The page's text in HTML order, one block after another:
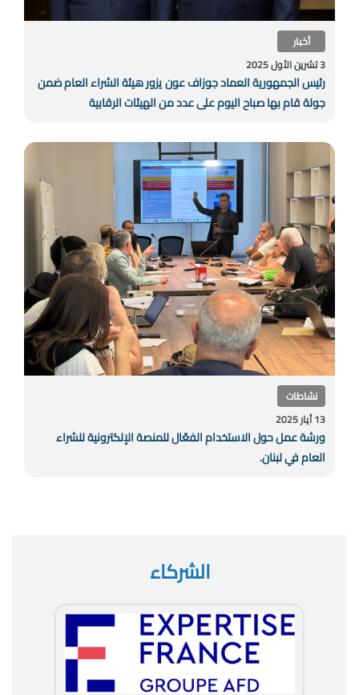
أخبار
3 تشرين الأول 2025
رئيس الجمهورية العماد جوزاف عون يزور هيئة الشراء العام ضمن
جولة قام بها صباح اليوم على عدد من الهيئات الرقابية
نشاطات
13 أيار 2025
ورشة عمل حول الاستخدام الفعّال للمنصة الإلكترونية للشراء
العام في لبنان.
الشركاء